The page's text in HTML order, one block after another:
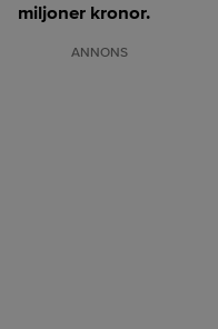
miljoner kronor.
ANNONS